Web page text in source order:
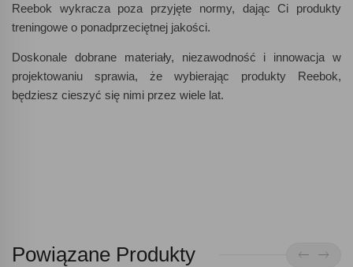
Reebok wykracza poza przyjęte normy, dając Ci produkty
treningowe o ponadprzeciętnej jakości.
Doskonale dobrane materiały, niezawodność i innowacja w
projektowaniu sprawia, że wybierając produkty Reebok,
będziesz cieszyć się nimi przez wiele lat.
Powiązane Produkty